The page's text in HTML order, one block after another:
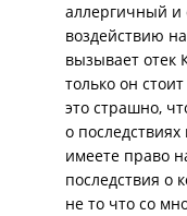
аллергичный
воздействию
вызывает отек
только он
это страшно,
о
имеете право
последствия о
не то что со